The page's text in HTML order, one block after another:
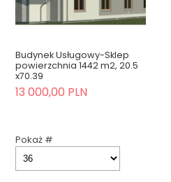
Budynek Usługowy-Sklep
powierzchnia 1442 m2, 20.5
x70.39
13 000,00 PLN
Pokaż #